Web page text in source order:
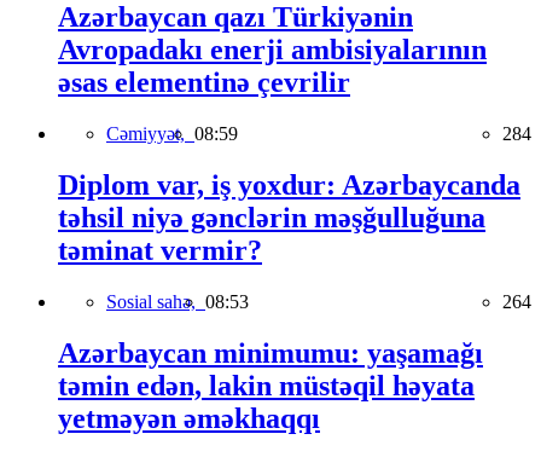
Azərbaycan qazı Türkiyənin
Avropadakı enerji ambisiyalarının
əsas elementinə çevrilir
Cəmiyyət, 08:59 284
Diplom var, iş yoxdur: Azərbaycanda
təhsil niyə gənclərin məşğulluğuna
təminat vermir?
Sosial sahə, 08:53 264
Azərbaycan minimumu: yaşamağı
təmin edən, lakin müstəqil həyata
yetməyən əməkhaqqı